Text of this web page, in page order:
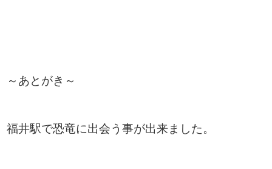
～あとがき～
福井駅で恐竜に出会う事が出来ました。